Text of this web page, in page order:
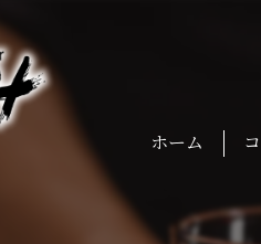
ホーム